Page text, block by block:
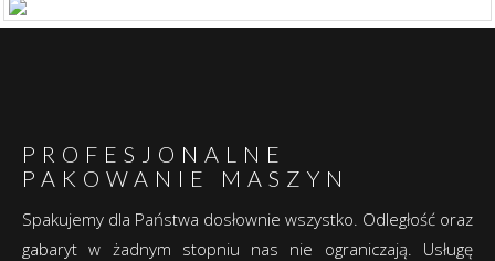
PROFESJONALNE
PAKOWANIE MASZYN
Spakujemy dla Państwa dosłownie wszystko. Odległość oraz
gabaryt w żadnym stopniu nas nie ograniczają. Usługę